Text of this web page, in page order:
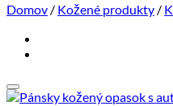
Domov / Kožené produkty /